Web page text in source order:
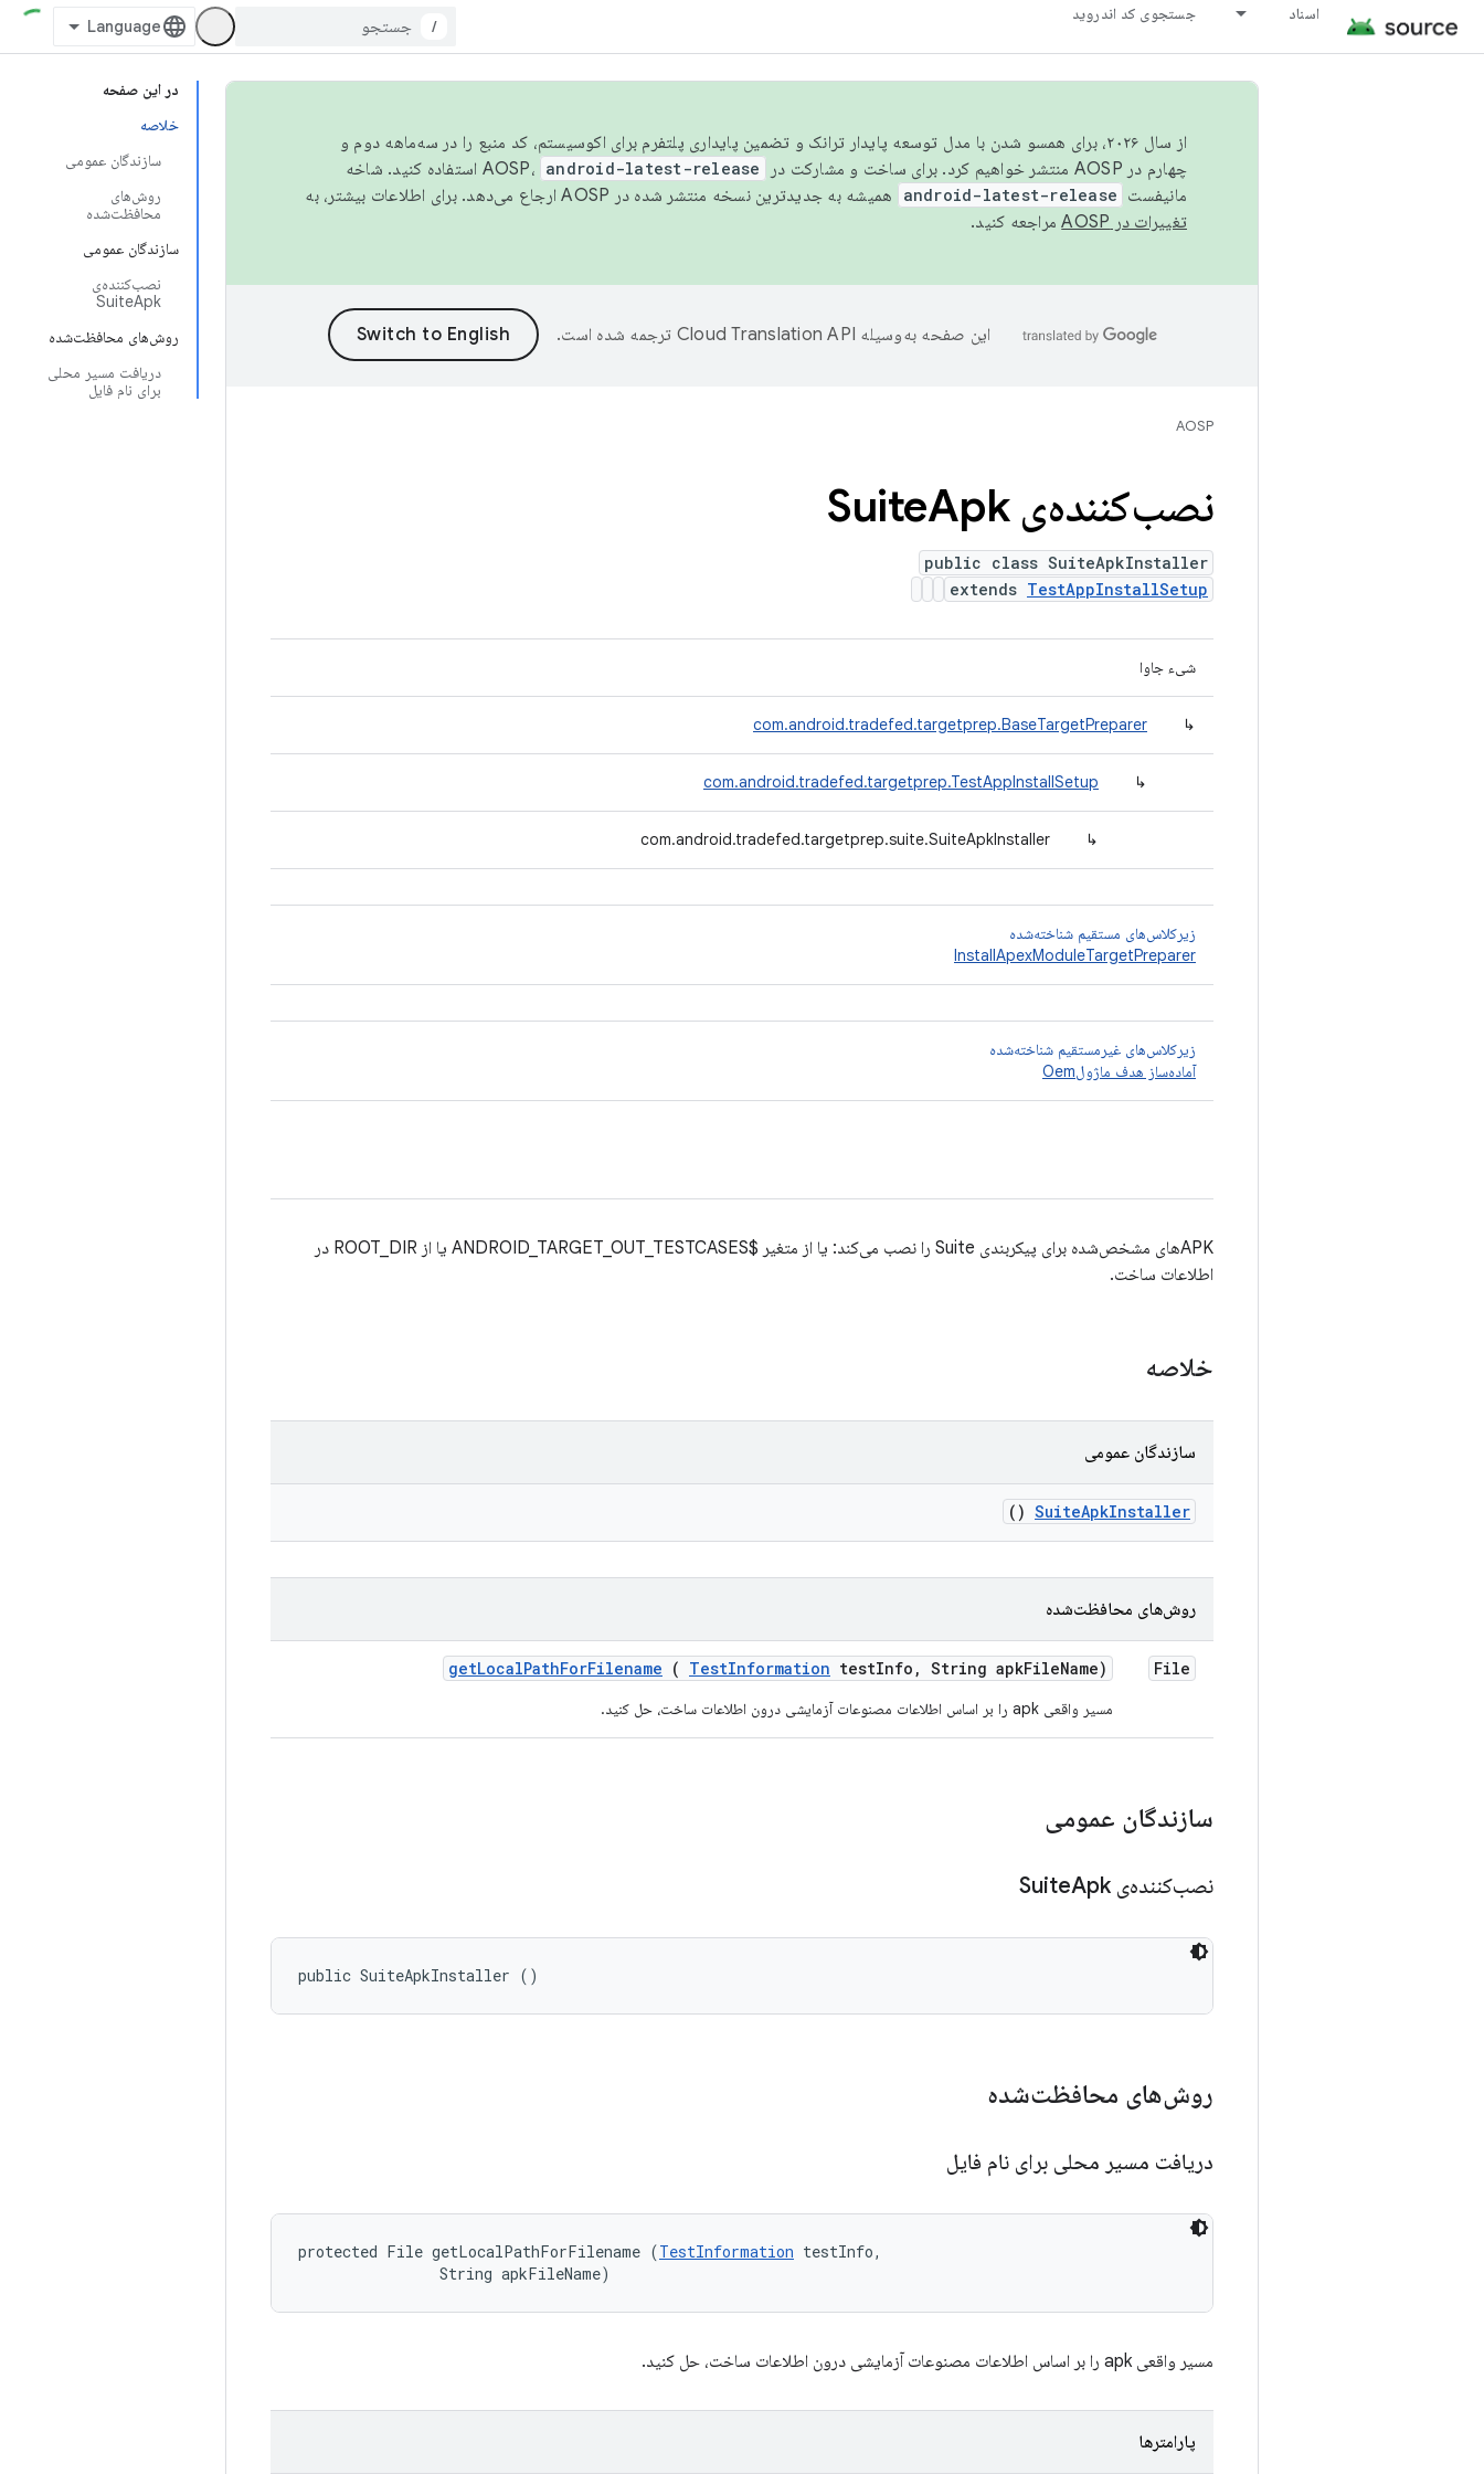
اسناد جستجوی کد اندروید
/
در این صفحه
خلاصه
سازندگان عمومی
روش‌های
محافظت‌شده
سازندگان عمومی
نصب‌کننده‌ی
SuiteApk
روش‌های محافظت‌شده
دریافت مسیر محلی
برای نام فایل
از سال ۲۰۲۶، برای همسو شدن با مدل توسعه پایدار ترانک و تضمین پایداری پلتفرم برای اکوسیستم، کد منبع را در سه‌ماهه دوم و
چهارم در AOSP منتشر خواهیم کرد. برای ساخت و مشارکت در AOSP،
android-latest-release
استفاده کنید. شاخه
مانیفست android-latest-release
همیشه به جدیدترین نسخه منتشر شده در AOSP ارجاع می‌دهد. برای اطلاعات بیشتر، به
تغییرات در AOSP
مراجعه کنید.
این صفحه به‌وسیله ترجمه شده است.
AOSP
نصب‌کننده‌ی SuiteApk
public class SuiteApkInstaller
extends TestAppInstallSetup
شیء جاوا
↳
com.android.tradefed.targetprep.BaseTargetPreparer
↳
com.android.tradefed.targetprep.TestAppInstallSetup
↳
com.android.tradefed.targetprep.suite.SuiteApkInstaller
زیرکلاس‌های مستقیم شناخته‌شده
InstallApexModuleTargetPreparer
زیرکلاس‌های غیرمستقیم شناخته‌شده
آماده‌ساز هدف ماژولOem
APKهای مشخص‌شده برای پیکربندی Suite را نصب می‌کند: یا از متغیر $ANDROID_TARGET_OUT_TESTCASES یا از ROOT_DIR در
اطلاعات ساخت.
خلاصه
سازندگان عمومی
SuiteApkInstaller
()
روش‌های محافظت‌شده
File
getLocalPathForFilename ( TestInformation testInfo , String apkFileName)
مسیر واقعی apk را بر اساس اطلاعات مصنوعات آزمایشی درون اطلاعات ساخت، حل کنید.
سازندگان عمومی
نصب‌کننده‌ی Suite Apk
public SuiteApkInstaller ()
روش‌های محافظت‌شده
دریافت مسیر محلی برای نام فایل
protected File getLocalPathForFilename (TestInformation testInfo,
                String apkFileName)
مسیر واقعی apk را بر اساس اطلاعات مصنوعات آزمایشی درون اطلاعات ساخت، حل کنید.
پارامترها